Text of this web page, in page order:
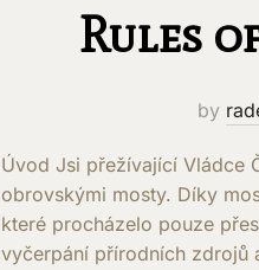
Rules
by
Úvod Jsi přežívající Vládce
obrovskými mosty. Díky
které procházelo pouze
vyčerpání přírodních zdrojů